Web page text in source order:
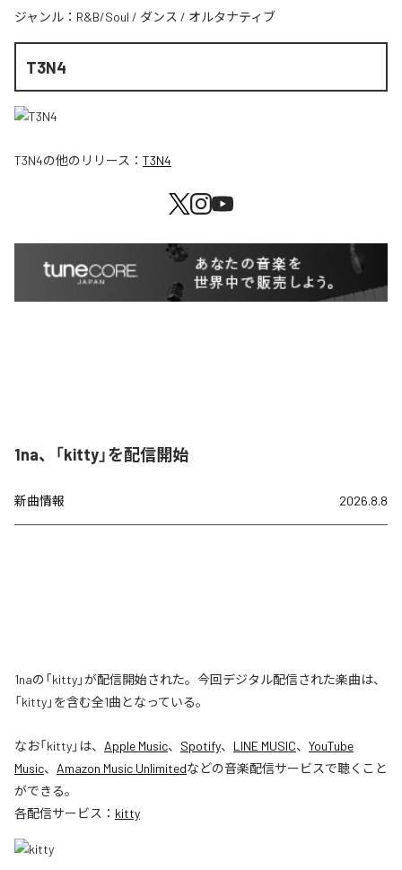
ジャンル： R&B/Soul / ダンス / オルタナティブ
T3N4
T3N4の他のリリース： T3N4
1na、「kitty」を配信開始
新曲情報 2026.8.8
1naの「kitty」が配信開始された。今回デジタル配信された楽曲は、
「kitty」を含む全1曲となっている。
なお「kitty」は、 Apple Music、 Spotify、 LINE MUSIC、 YouTube
Music、 Amazon Music Unlimitedなどの音楽配信サービスで聴くこと
ができる。
各配信サービス： kitty